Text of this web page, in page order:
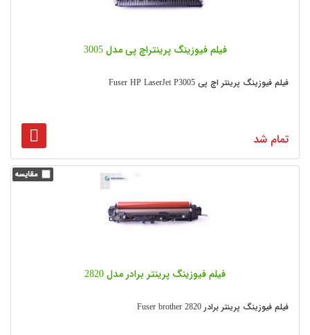
فیلم فیوزینگ پرینتراچ پی مدل 3005
فیلم فیوزینگ پرینتر اچ پی Fuser HP LaserJet P3005
تمام شد
فیلم فیوزینگ پرینتر برادر مدل 2820
فیلم فیوزینگ پرینتر برادر Fuser brother 2820